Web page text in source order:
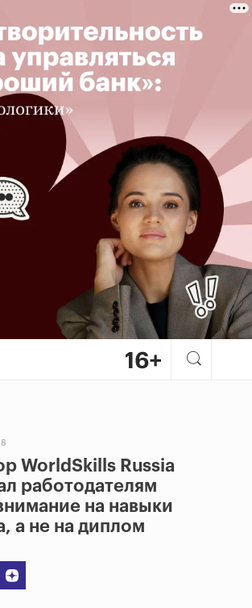
WorldSkills Russia
работодателям
на навыки
а не на диплом